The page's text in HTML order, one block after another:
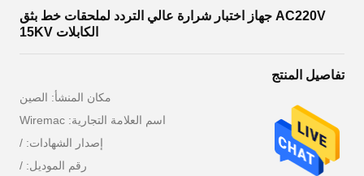
AC220V جهاز اختبار شرارة عالي التردد لملحقات خط بثق
الكابلات 15KV
تفاصيل المنتج
مكان المنشأ: الصين
اسم العلامة التجارية: Wiremac
إصدار الشهادات: /
رقم الموديل: /